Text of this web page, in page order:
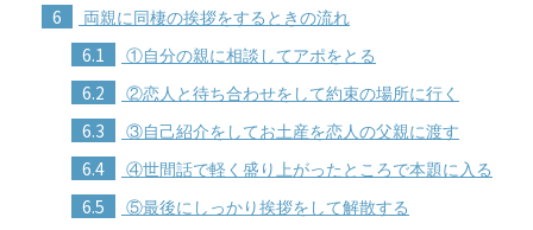
6 両親に同棲の挨拶をするときの流れ
6.1 ①自分の親に相談してアポをとる
6.2 ②恋人と待ち合わせをして約束の場所に行く
6.3 ③自己紹介をしてお土産を恋人の父親に渡す
6.4 ④世間話で軽く盛り上がったところで本題に入る
6.5 ⑤最後にしっかり挨拶をして解散する